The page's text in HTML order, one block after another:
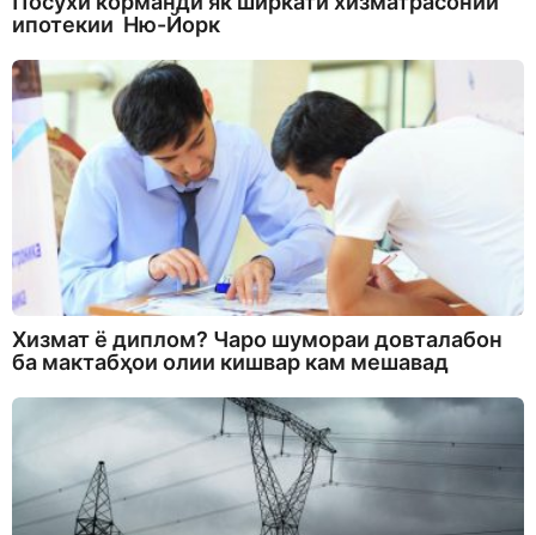
ипотекии Ню-Йорк
Хизмат ё диплом? Чаро шумораи довталабон
ба мактабҳои олии кишвар кам мешавад